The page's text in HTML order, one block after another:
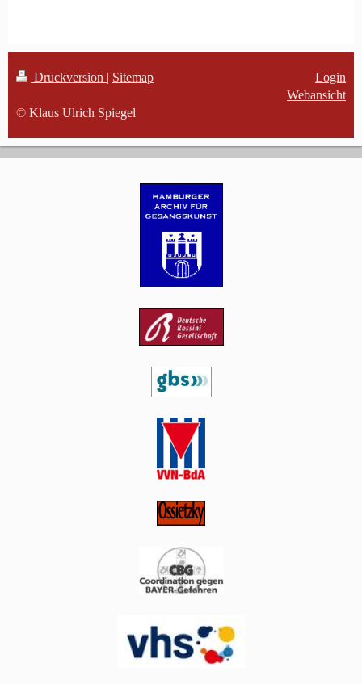
Druckversion | Sitemap
© Klaus Ulrich Spiegel
Login
Webansicht